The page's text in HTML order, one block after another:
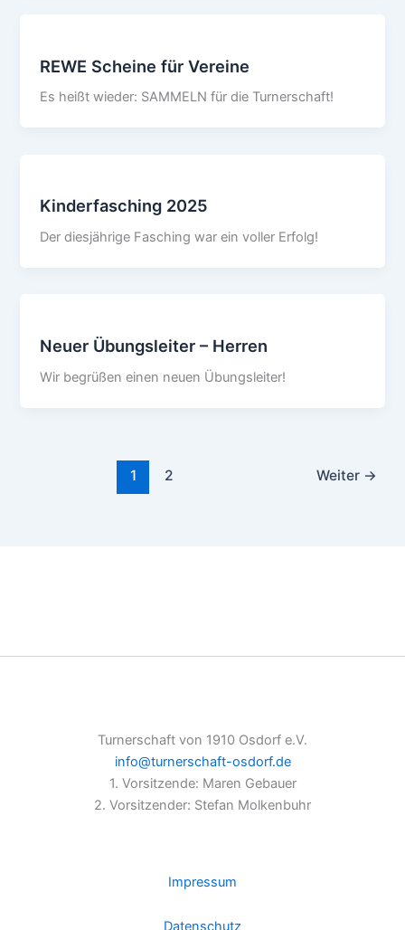
REWE Scheine für Vereine
Es heißt wieder: SAMMELN für die Turnerschaft!
Kinderfasching 2025
Der diesjährige Fasching war ein voller Erfolg!
Neuer Übungsleiter – Herren
Wir begrüßen einen neuen Übungsleiter!
1 2 Weiter →
Turnerschaft von 1910 Osdorf e.V.
info@turnerschaft-osdorf.de
1. Vorsitzende: Maren Gebauer
2. Vorsitzender: Stefan Molkenbuhr
Impressum
Datenschutz